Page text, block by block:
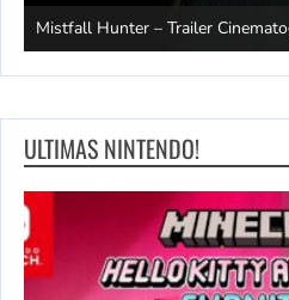
Mistfall Hunter – Trailer
ULTIMAS NINTENDO!